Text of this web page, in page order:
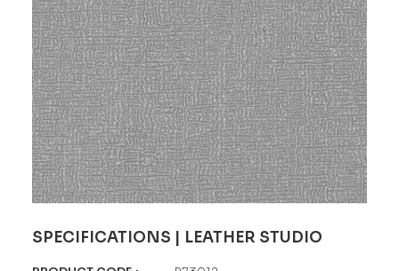
SPECIFICATIONS | LEATHER STUDIO